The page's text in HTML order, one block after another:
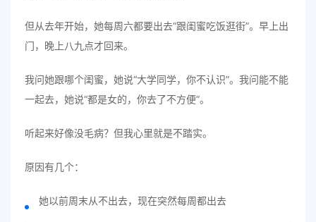
但从去年开始，她每周六都要出去“跟闺蜜吃饭逛街”。早上出
门，晚上八九点才回来。
我问她跟哪个闺蜜，她说“大学同学，你不认识”。我问能不能
一起去，她说“都是女的，你去了不方便”。
听起来好像没毛病？但我心里就是不踏实。
原因有几个：
她以前周末从不出去，现在突然每周都出去